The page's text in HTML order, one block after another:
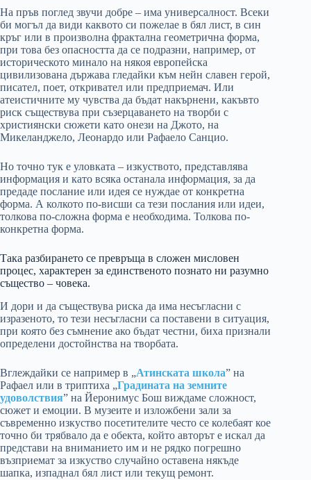
На пръв поглед звучи добре – има универсалност. Всеки
би могъл да види каквото си пожелае в бял лист, в син
кръг или в произволна фрактална геометрична форма,
при това без опасността да се подразни, например, от
историческото минало на някоя европейска
цивилизована държава гледайки към нейн славен герой,
писател, поет, откривател или предприемач. Или
атеистичните му чувства да бъдат накърнени, какъвто
риск съществува при съзерцаването на творби с
християнски сюжети като онези на Джото, на
Микеланджело, Леонардо или Рафаело Санцио.
Но точно тук е уловката – изкуството, представлява
информация и като всяка останала информация, за да
предаде послание или идея се нуждае от конкретна
форма. А колкото по-висши са тези послания или идеи,
толкова по-сложна форма е необходима. Толкова по-
конкретна форма.
Така разбирането се превръща в сложен мисловен
процес, характерен за единственото познато ни разумно
същество – човека.
И дори и да съществува риска да има несъгласни с
изразеното, то тези несъгласни са поставени в ситуация,
при която без съмнение ако бъдат честни, биха признали
определени достойнства на творбата.
Вглеждайки се например в „Атинската школа” на
Рафаел или в триптиха „Градината на земните
удоволствия” на Йеронимус Бош виждаме сложност,
сюжет и емоции. В музеите и изложбени зали за
съвременно изкуство посетителите често се колебаят кое
точно би трябвало да е обекта, който авторът е искал да
представи на вниманието им и не рядко погрешно
възприемат за изкуство случайно оставена някъде
шапка, изпаднал бял лист или текущ ремонт.